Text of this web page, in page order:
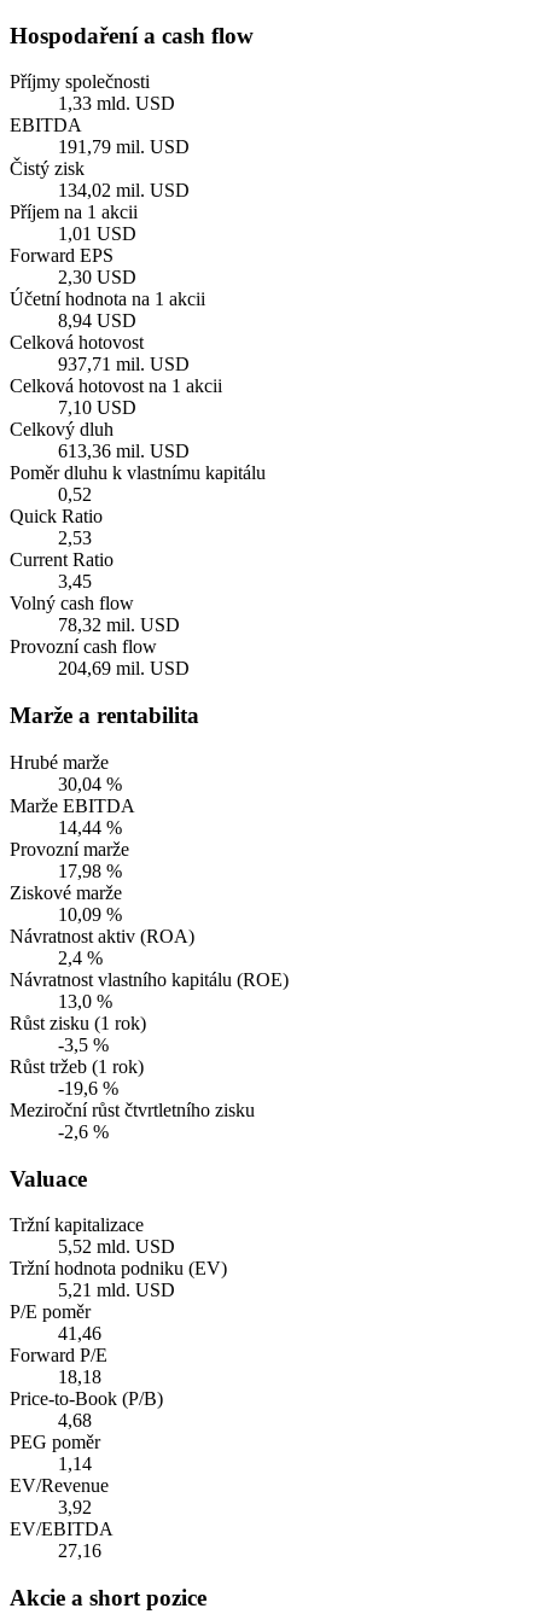
Hospodaření a cash flow
Příjmy společnosti
1,33 mld. USD
EBITDA
191,79 mil. USD
Čistý zisk
134,02 mil. USD
Příjem na 1 akcii
1,01 USD
Forward EPS
2,30 USD
Účetní hodnota na 1 akcii
8,94 USD
Celková hotovost
937,71 mil. USD
Celková hotovost na 1 akcii
7,10 USD
Celkový dluh
613,36 mil. USD
Poměr dluhu k vlastnímu kapitálu
0,52
Quick Ratio
2,53
Current Ratio
3,45
Volný cash flow
78,32 mil. USD
Provozní cash flow
204,69 mil. USD
Marže a rentabilita
Hrubé marže
30,04 %
Marže EBITDA
14,44 %
Provozní marže
17,98 %
Ziskové marže
10,09 %
Návratnost aktiv (ROA)
2,4 %
Návratnost vlastního kapitálu (ROE)
13,0 %
Růst zisku (1 rok)
-3,5 %
Růst tržeb (1 rok)
-19,6 %
Meziroční růst čtvrtletního zisku
-2,6 %
Valuace
Tržní kapitalizace
5,52 mld. USD
Tržní hodnota podniku (EV)
5,21 mld. USD
P/E poměr
41,46
Forward P/E
18,18
Price-to-Book (P/B)
4,68
PEG poměr
1,14
EV/Revenue
3,92
EV/EBITDA
27,16
Akcie a short pozice